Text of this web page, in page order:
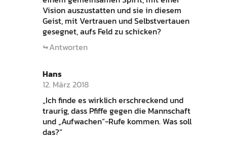
Vision auszustatten und sie in diesem
Geist, mit Vertrauen und Selbstvertauen
gesegnet, aufs Feld zu schicken?
Antworten
Hans
12. März 2018
„Ich finde es wirklich erschreckend und
traurig, dass Pfiffe gegen die Mannschaft
und „Aufwachen“-Rufe kommen. Was soll
das?“